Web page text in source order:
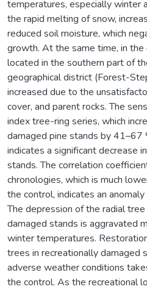
temperatures, especially winter
the rapid melting of snow,
reduced soil moisture, which
growth. At the same time, in the
located in the southern part of
geographical district (Forest-
increased due to the
cover, and parent rocks. The
index tree-ring series, which
damaged pine stands by 41–67
indicates a significant decrease
stands. The correlation
chronologies, which is much
the control, indicates an
The depression of the radial
damaged stands is aggravated
winter temperatures.
trees in recreationally damaged
adverse weather conditions
the control. As the recreational